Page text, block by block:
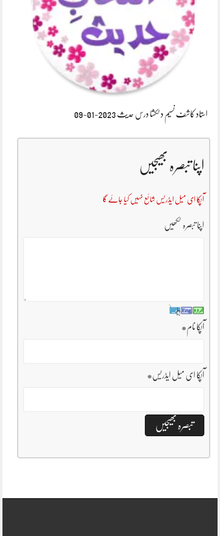
استاد کاشف نسیم دلکشا درس حدیث 2023-01-09
اپنا تبصرہ بھیجیں
آپکا ای میل ایڈریس شائع نہیں کیا جائے گا
اپنا تبصرہ لکھیں
آپکا نام*
آپکا ای میل ایڈریس*